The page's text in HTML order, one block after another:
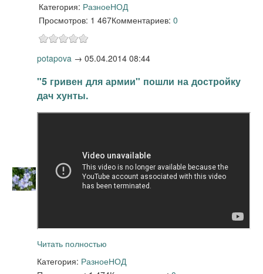
Категория: РазноеНОД
Просмотров: 1 467Комментариев: 0
potapova → 05.04.2014 08:44
"5 гривен для армии" пошли на достройку
дач хунты.
Читать полностью
Категория: РазноеНОД